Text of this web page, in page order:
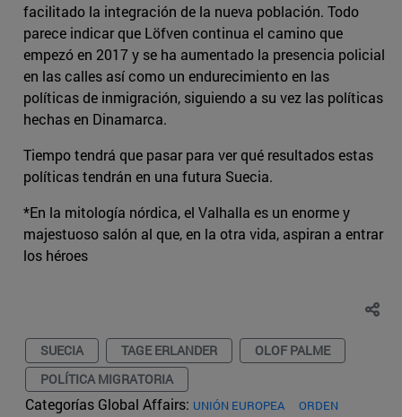
facilitado la integración de la nueva población. Todo
parece indicar que Löfven continua el camino que
empezó en 2017 y se ha aumentado la presencia policial
en las calles así como un endurecimiento en las
políticas de inmigración, siguiendo a su vez las políticas
hechas en Dinamarca.
Tiempo tendrá que pasar para ver qué resultados estas
políticas tendrán en una futura Suecia.
*En la mitología nórdica, el Valhalla es un enorme y
majestuoso salón al que, en la otra vida, aspiran a entrar
los héroes
SUECIA TAGE ERLANDER
OLOF PALME
POLÍTICA MIGRATORIA
Categorías Global Affairs: UNIÓN EUROPEA
ORDEN